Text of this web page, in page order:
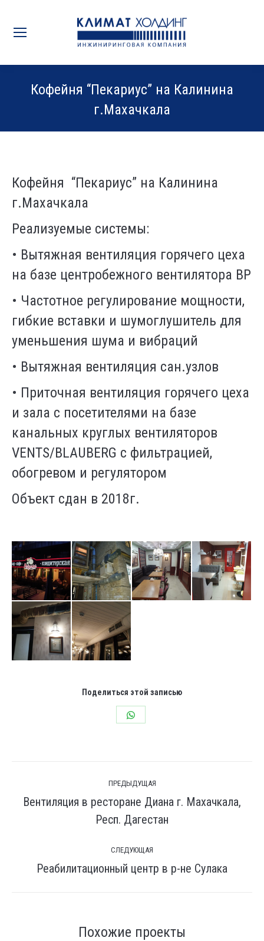
Кофейня “Пекариус” на Калинина
г.Махачкала
Кофейня “Пекариус” на Калинина
г.Махачкала
Реализуемые системы:
• Вытяжная вентиляция горячего цеха
на базе центробежного вентилятора ВР
• Частотное регулирование мощности,
гибкие вставки и шумоглушитель для
уменьшения шума и вибраций
• Вытяжная вентиляция сан.узлов
• Приточная вентиляция горячего цеха
и зала с посетителями на базе
канальных круглых вентиляторов
VENTS/BLAUBERG с фильтрацией,
обогревом и регулятором
Объект сдан в 2018г.
Поделиться этой записью
по
комментариям
ПРЕДЫДУЩАЯ
Предыдущая
вкладка
Вентиляция в ресторане Диана г. Махачкала,
Респ. Дагестан
СЛЕДУЮЩАЯ
След.
Реабилитационный центр в р-не Сулака
Похожие проекты